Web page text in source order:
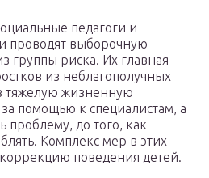
педагоги и
проводят выборочную
группы риска. Их главная
из неблагополучных
тяжелую жизненную
помощью к специалистам, а
проблему, до того, как
Комплекс мер в этих
поведения детей.